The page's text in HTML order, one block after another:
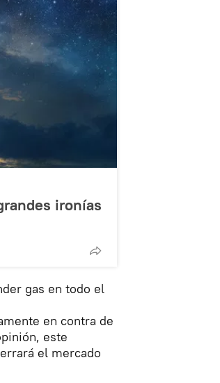
ironías
gas en todo el
en contra de
este
el mercado